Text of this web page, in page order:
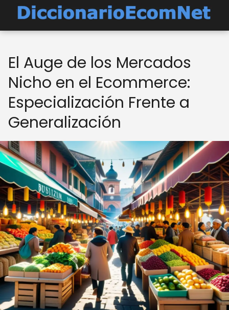
El Auge de los Mercados
Nicho en el Ecommerce:
Especialización Frente a
Generalización